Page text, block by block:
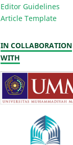
Editor Guidelines
Article Template
IN COLLABORATION
WITH